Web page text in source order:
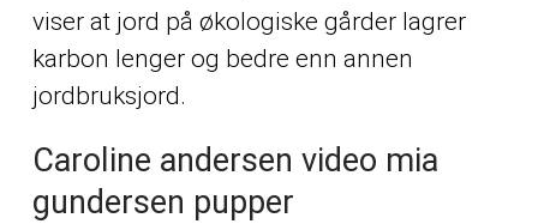
viser at jord på økologiske gårder lagrer
karbon lenger og bedre enn annen
jordbruksjord.
Caroline andersen video mia
gundersen pupper